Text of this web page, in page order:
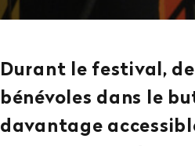
Durant le festival,
bénévoles dans le
davantage